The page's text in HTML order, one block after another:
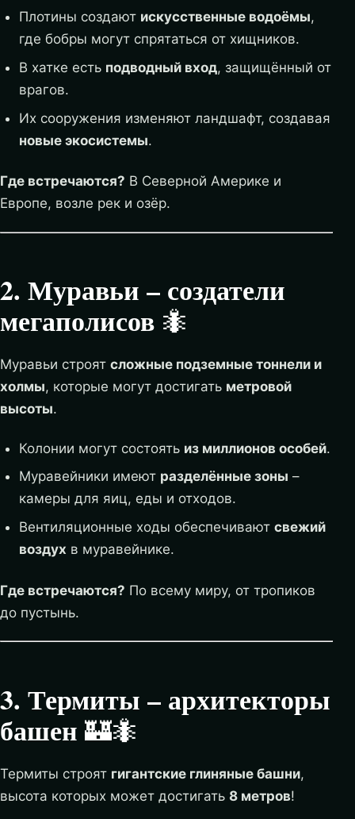
Плотины создают искусственные водоёмы,
где бобры могут спрятаться от хищников.
В хатке есть подводный вход, защищённый от
врагов.
Их сооружения изменяют ландшафт, создавая
новые экосистемы.
Где встречаются? В Северной Америке и
Европе, возле рек и озёр.
2. Муравьи – создатели
мегаполисов 🐜
Муравьи строят сложные подземные тоннели и
холмы, которые могут достигать метровой
высоты.
Колонии могут состоять из миллионов особей.
Муравейники имеют разделённые зоны –
камеры для яиц, еды и отходов.
Вентиляционные ходы обеспечивают свежий
воздух в муравейнике.
Где встречаются? По всему миру, от тропиков
до пустынь.
3. Термиты – архитекторы
башен 🏰🐜
Термиты строят гигантские глиняные башни,
высота которых может достигать 8 метров!